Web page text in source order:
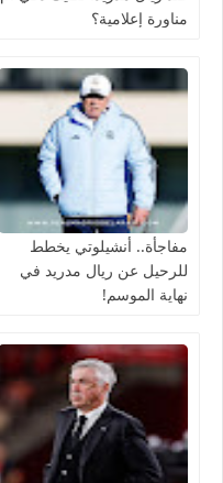
مناورة إعلامية؟
مفاجأة.. أنشيلوتي يخطط
للرحيل عن ريال مدريد في
نهاية الموسم!